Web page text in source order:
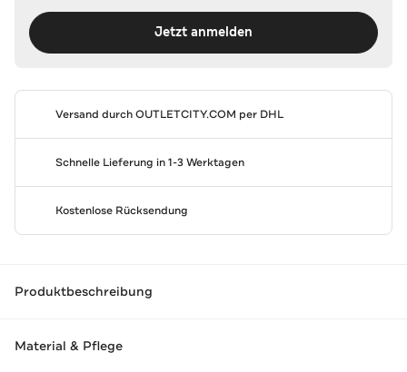
Jetzt anmelden
Versand durchOUTLETCITY.COM per DHL
Schnelle Lieferung in 1-3 Werktagen
Kostenlose Rücksendung
Produktbeschreibung
Material & Pflege